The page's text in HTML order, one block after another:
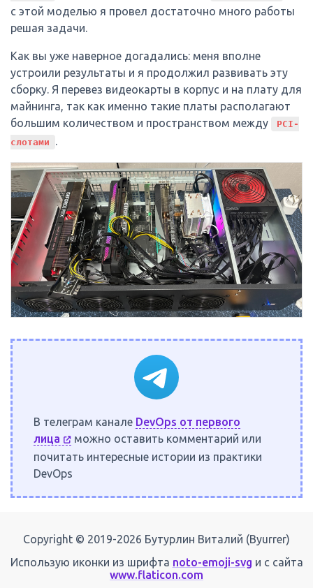
с этой моделью я провел достаточно много работы
решая задачи.
Как вы уже наверное догадались: меня вполне
устроили результаты и я продолжил развивать эту
сборку. Я перевез видеокарты в корпус и на плату для
майнинга, так как именно такие платы располагают
большим количеством и пространством между
PCI-
слотами
.
В телеграм канале DevOps от первого
лица
можно оставить комментарий или
почитать интересные истории из практики
DevOps
Copyright © 2019-2026 Бутурлин Виталий (Byurrer)
Использую иконки из шрифта noto-emoji-svg и с сайта
www.flaticon.com